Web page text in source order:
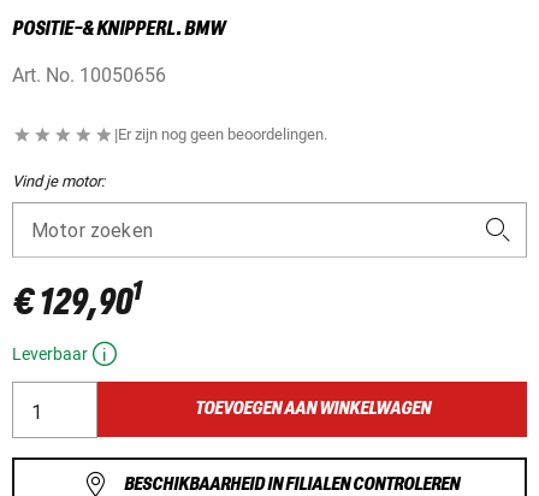
POSITIE-& KNIPPERL. BMW
Art. No. 10050656
|Er zijn nog geen beoordelingen.
Vind je motor:
Motor zoeken
€ 129,901
Leverbaar
TOEVOEGEN AAN WINKELWAGEN
BESCHIKBAARHEID IN FILIALEN CONTROLEREN